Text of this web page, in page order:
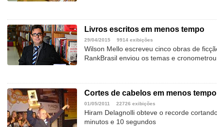
Livros escritos em menos tempo
29/04/2015 9914 exibições
Wilson Mello escreveu cinco obras de
RankBrasil enviou os temas e
Cortes de cabelos em menos tempo
01/05/2011 22726 exibições
Hiram Delagnolli obteve o recorde
minutos e 10 segundos